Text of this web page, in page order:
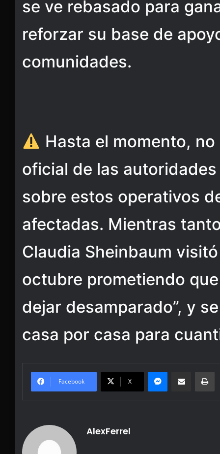
se ve rebasado para
reforzar su base de
comunidades.
Hasta el momento,
oficial de las
sobre estos operativos
afectadas. Mientras
Claudia Sheinbaum
octubre prometiendo
dejar desamparado”, y
casa por casa para
Facebook X
Messenger
Share via Email
AlexFerrel